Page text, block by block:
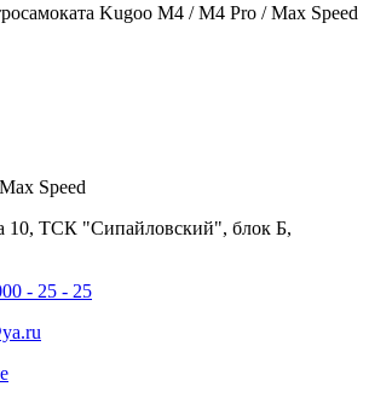
Kugoo M4 / M4 Pro / Max Speed
Speed
10, ТСК "Сипайловский", блок Б,
- 25 - 25